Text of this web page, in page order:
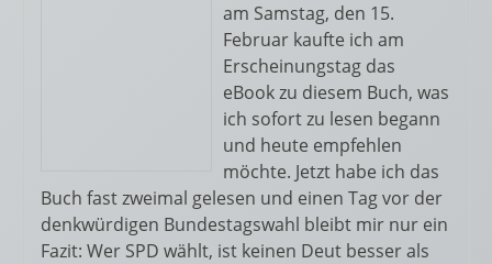
am Samstag, den 15.
Februar kaufte ich am
Erscheinungstag das
eBook zu diesem Buch, was
ich sofort zu lesen begann
und heute empfehlen
möchte. Jetzt habe ich das
Buch fast zweimal gelesen und einen Tag vor der
denkwürdigen Bundestagswahl bleibt mir nur ein
Fazit: Wer SPD wählt, ist keinen Deut besser als